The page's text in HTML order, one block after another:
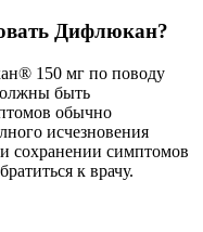
Дифлюкан?
150 мг по поводу
быть
обычно
исчезновения
сохранении симптомов
к врачу.